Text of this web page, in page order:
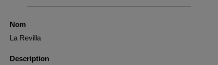
Nom
La Revilla
Description